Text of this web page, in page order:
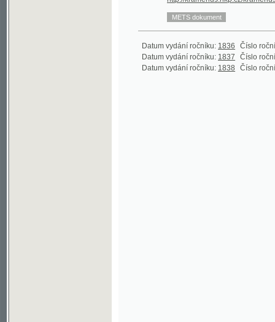
Datum vydání ročníku:1836 Číslo ročníku:
Datum vydání ročníku:1837 Číslo ročníku:
Datum vydání ročníku:1838 Číslo ročníku:3